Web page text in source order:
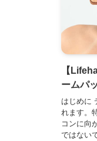
【
ームパ
はじめに
れます。
コンに向
ではない